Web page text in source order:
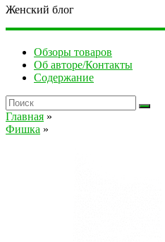
Женский блог
Обзоры товаров
Об авторе/Контакты
Содержание
Главная »
Фишка »